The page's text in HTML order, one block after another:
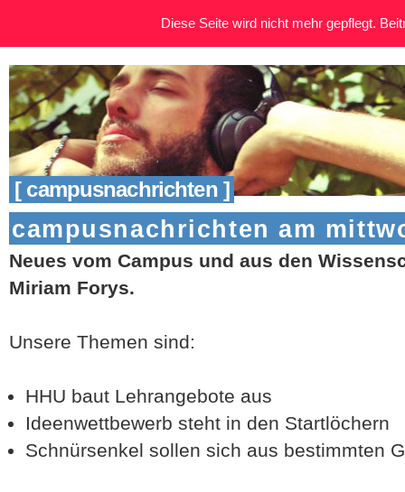
[ campusnachrichten ]
campusnachrichten am
Neues vom Campus und aus den
Miriam Forys.
Unsere Themen sind:
HHU baut Lehrangebote aus
Ideenwettbewerb steht in den Startlöchern
Schnürsenkel sollen sich aus bestimmten
Diese Seite wird nicht mehr gepflegt.